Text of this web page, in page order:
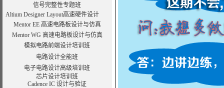
信号完整性专题班
Altium Designer Layout高速硬件设计
Mentor EE 高速电路板设计与仿真
Mentor WG 高速电路板设计与仿真
模拟电路前端设计培训班
电路设计全能班
电子电路设计高级培训班
芯片设计培训班
Cadence IC 设计与验证